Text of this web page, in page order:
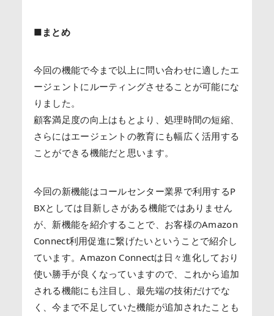
■まとめ
今回の機能で今まで以上に問い合わせに適したエ
ージェントにルーティングさせることが可能にな
りました。
顧客満足度の向上はもとより、処理時間の短縮、
さらにはエージェントの教育にも幅広く活用する
ことができる機能だと思います。
今回の新機能はコールセンター業界で利用するP
BXとしては目新しさがある機能ではありません
が、新機能を紹介することで、お客様のAmazon
Connect利用促進に繋げたいということで紹介し
ています。Amazon Connectは日々進化しており
使い勝手が良くなっていますので、これから追加
される機能にも注目し、最先端の技術だけでな
く、今まで不足していた機能が追加されたことも